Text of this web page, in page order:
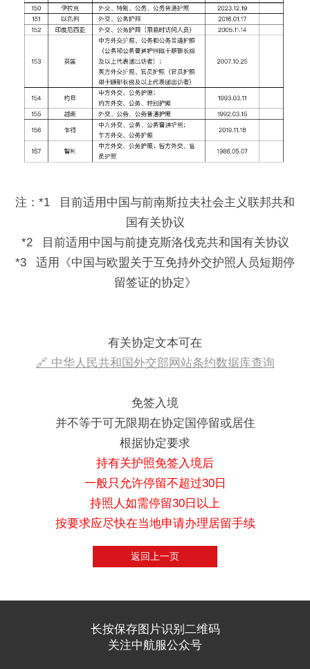
注：*1 目前适用中国与前南斯拉夫社会主义联邦共和
国有关协议
*2 目前适用中国与前捷克斯洛伐克共和国有关协议
*3 适用《中国与欧盟关于互免持外交护照人员短期停
留签证的协定》
有关协定文本可在
🔗 中华人民共和国外交部网站条约数据库查询
免签入境
并不等于可无限期在协定国停留或居住
根据协定要求
持有关护照免签入境后
一般只允许停留不超过30日
持照人如需停留30日以上
按要求应尽快在当地申请办理居留手续
返回上一页
长按保存图片识别二维码
关注中航服公众号